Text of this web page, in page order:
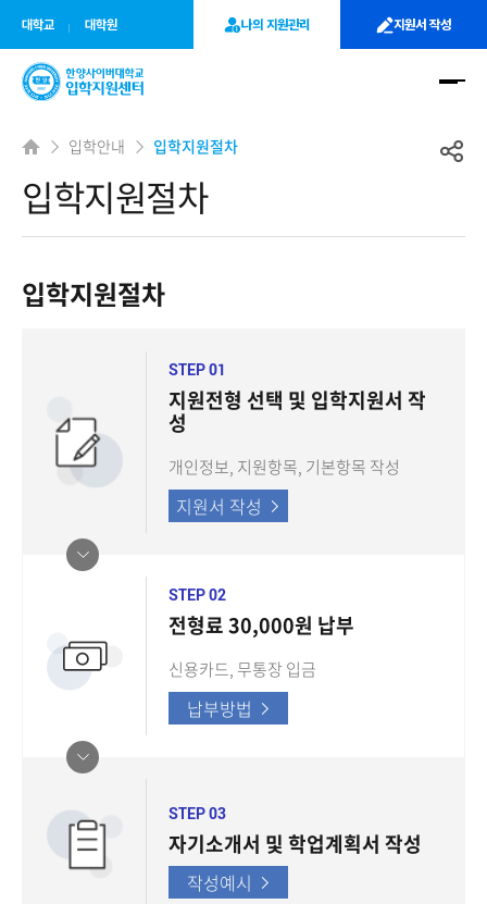
주메뉴 바로가기
본문 바로가기
사이트정보 바로가기
대학교 대학원 나의 지원관리 지원서 작성
입학지원절차
입학안내 입학지원절차
입학지원절차
STEP 01
지원전형 선택 및 입학지원서 작
성
개인정보, 지원항목, 기본항목 작성
지원서 작성
STEP 02
전형료 30,000원 납부
신용카드, 무통장 입금
납부방법
STEP 03
자기소개서 및 학업계획서 작성
작성예시